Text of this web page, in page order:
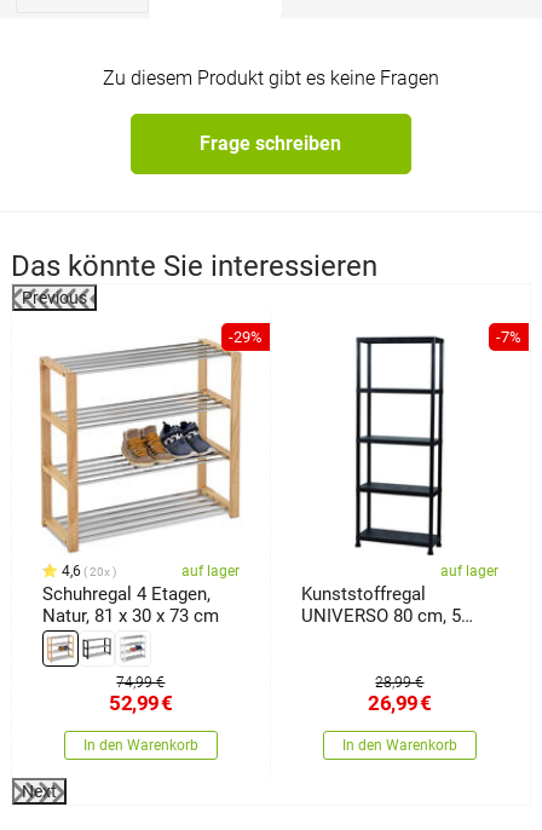
Zu diesem Produkt gibt es keine Fragen
Frage schreiben
Das könnte Sie interessieren
Previous
-29%
4,6 20x auf lager
Schuhregal 4 Etagen,
Natur, 81 x 30 x 73 cm
74,99 €
52,99€
In den Warenkorb
-7%
auf lager
Kunststoffregal
UNIVERSO 80 cm, 5
28,99 €
26,99€
In den Warenkorb
Next